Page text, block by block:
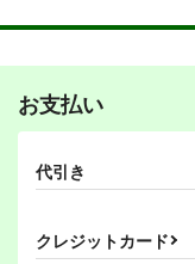
お支払い
代引き
クレジットカード